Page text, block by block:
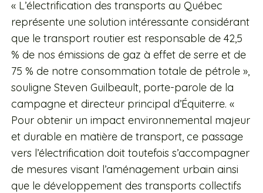
« L’électrification des transports au Québec
représente une solution intéressante considérant
que le transport routier est responsable de 42,5
% de nos émissions de gaz à effet de serre et de
75 % de notre consommation totale de pétrole »,
souligne Steven Guilbeault, porte-parole de la
campagne et directeur principal d’Équiterre. «
Pour obtenir un impact environnemental majeur
et durable en matière de transport, ce passage
vers l’électrification doit toutefois s’accompagner
de mesures visant l’aménagement urbain ainsi
que le développement des transports collectifs